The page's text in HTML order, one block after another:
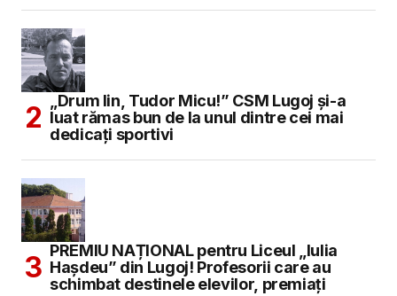
„Drum lin, Tudor Micu!” CSM Lugoj și-a
luat rămas bun de la unul dintre cei mai
dedicați sportivi
PREMIU NAȚIONAL pentru Liceul „Iulia
Hașdeu” din Lugoj! Profesorii care au
schimbat destinele elevilor, premiați